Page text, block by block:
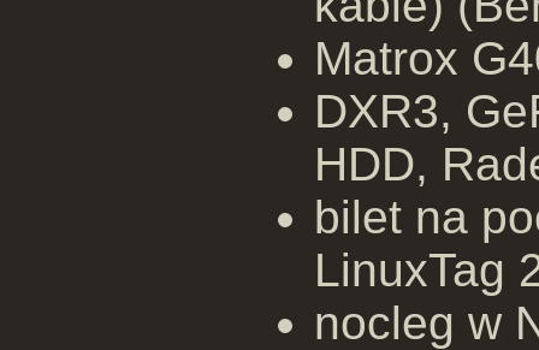
Matrox
DXR3,
HDD,
bilet na
LinuxTag
nocleg w